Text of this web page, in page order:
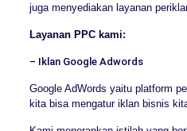
juga menyediakan layanan
Layanan PPC kami:
– Iklan Google Adwords
Google AdWords yaitu platform
kita bisa mengatur iklan bisnis